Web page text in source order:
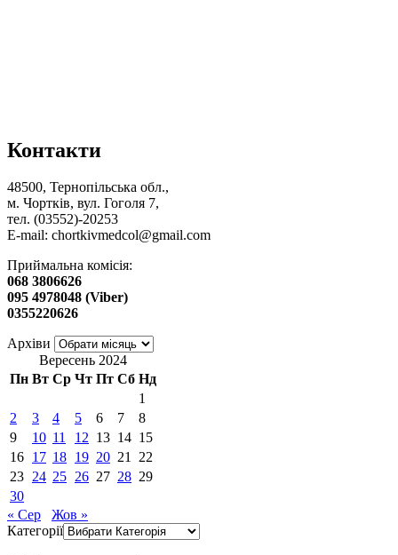
Контакти
48500, Тернопільська обл.,
м. Чортків, вул. Гоголя 7,
тел. (03552)-20253
E-mail: chortkivmedcol@gmail.com
Приймальна комісія:
068 3806626
095 4978048 (Viber)
0355220626
Архіви
Вересень 2024
Пн Вт Ср Чт Пт Сб Нд
1
2
3 4 5 6 7
8
9
10 11 12 13 14 15
16 17 18 19 20 21 22
23 24 25 26 27 28 29
30
« Сер
Жов »
Категорії